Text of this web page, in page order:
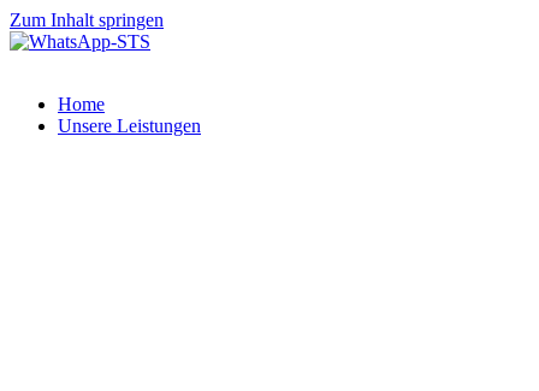
Zum Inhalt springen
Home
Unsere Leistungen